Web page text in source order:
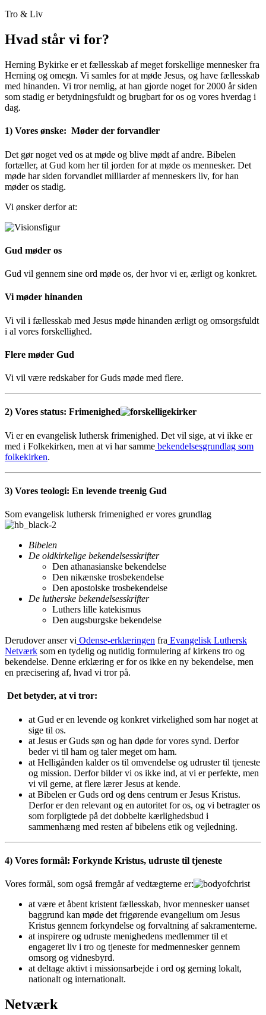
Tro & Liv
Hvad står vi for?
Herning Bykirke er et fællesskab af meget forskellige mennesker fra
Herning og omegn. Vi samles for at møde Jesus, og have fællesskab
med hinanden. Vi tror nemlig, at han gjorde noget for 2000 år siden
som stadig er betydningsfuldt og brugbart for os og vores hverdag i
dag.
1) Vores ønske: Møder der forvandler
Det gør noget ved os at møde og blive mødt af andre. Bibelen
fortæller, at Gud kom her til jorden for at møde os mennesker. Det
møde har siden forvandlet milliarder af menneskers liv, for han
møder os stadig.
Vi ønsker derfor at:
Gud møder os
Gud vil gennem sine ord møde os, der hvor vi er, ærligt og konkret.
Vi møder hinanden
Vi vil i fællesskab med Jesus møde hinanden ærligt og omsorgsfuldt
i al vores forskellighed.
Flere møder Gud
Vi vil være redskaber for Guds møde med flere.
2) Vores status: Frimenighed
Vi er en evangelisk luthersk frimenighed. Det vil sige, at vi ikke er
med i Folkekirken, men at vi har samme bekendelsesgrundlag som
folkekirken.
3) Vores teologi: En levende treenig Gud
Som evangelisk luthersk frimenighed er vores grundlag
Bibelen
De oldkirkelige bekendelsesskrifter
Den athanasianske bekendelse
Den nikænske trosbekendelse
Den apostolske trosbekendelse
De lutherske bekendelsesskrifter
Luthers lille katekismus
Den augsburgske bekendelse
Derudover anser vi Odense-erklæringen fra Evangelisk Luthersk
Netværk som en tydelig og nutidig formulering af kirkens tro og
bekendelse. Denne erklæring er for os ikke en ny bekendelse, men
en præcisering af, hvad vi tror på.
Det betyder, at vi tror:
at Gud er en levende og konkret virkelighed som har noget at
sige til os.
at Jesus er Guds søn og han døde for vores synd. Derfor
beder vi til ham og taler meget om ham.
at Helligånden kalder os til omvendelse og udruster til tjeneste
og mission. Derfor bilder vi os ikke ind, at vi er perfekte, men
vi vil gerne, at flere lærer Jesus at kende.
at Bibelen er Guds ord og dens centrum er Jesus Kristus.
Derfor er den relevant og en autoritet for os, og vi betragter os
som forpligtede på det dobbelte kærlighedsbud i
sammenhæng med resten af bibelens etik og vejledning.
4) Vores formål: Forkynde Kristus, udruste til tjeneste
Vores formål, som også fremgår af vedtægterne er:
at være et åbent kristent fællesskab, hvor mennesker uanset
baggrund kan møde det frigørende evangelium om Jesus
Kristus gennem forkyndelse og forvaltning af sakramenterne.
at inspirere og udruste menighedens medlemmer til et
engageret liv i tro og tjeneste for medmennesker gennem
omsorg og vidnesbyrd.
at deltage aktivt i missionsarbejde i ord og gerning lokalt,
nationalt og internationalt.
Netværk